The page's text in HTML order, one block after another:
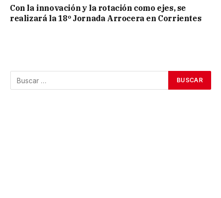
Con la innovación y la rotación como ejes, se
realizará la 18º Jornada Arrocera en Corrientes